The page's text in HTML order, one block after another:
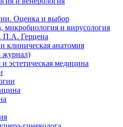
Оценка и выбор
микробиология и вирусология
П.А. Герцена
клиническая анатомия
журнал)
эстетическая медицина